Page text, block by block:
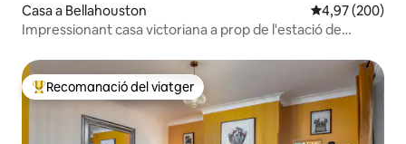
Casa a Bellahouston 4,97 de
4,97 (200)
Impressionant casa victoriana a prop de l'estació de
Principals recomanacions dels viatgers
Recomanació del viatger